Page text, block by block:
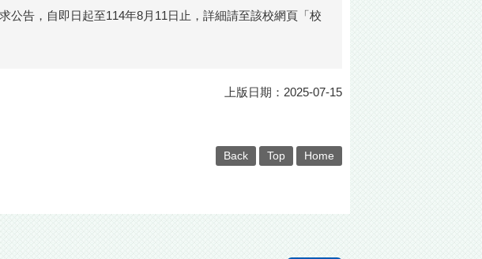
公告，自即日起至114年8月11日止，詳細請至該校網頁 「校
上版日期：2025-07-15
Back Top Home